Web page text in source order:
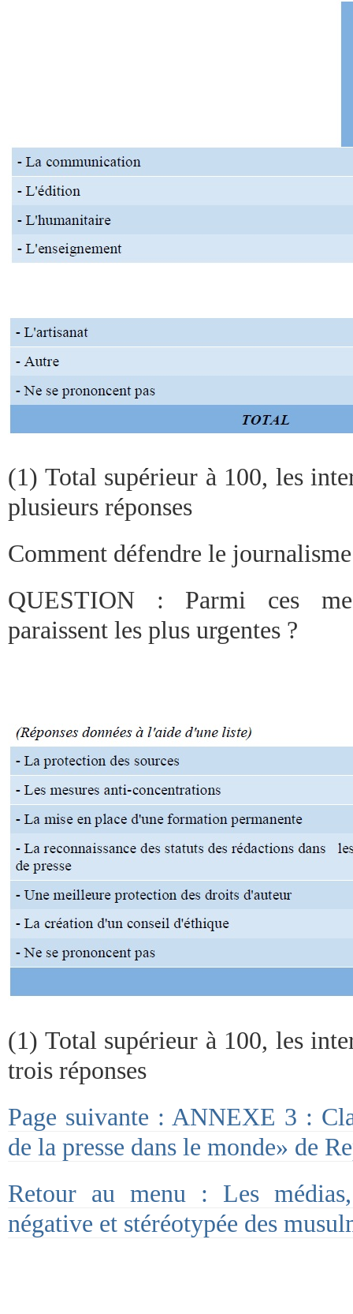
(1) Total supérieur à 100, les
plusieurs réponses
Comment défendre le
QUESTION : Parmi ces
paraissent les plus urgentes ?
(1) Total supérieur à 100, les
trois réponses
Page suivante : ANNEXE 3 :
de la presse dans le monde» de
Retour au menu : Les
négative et stéréotypée des